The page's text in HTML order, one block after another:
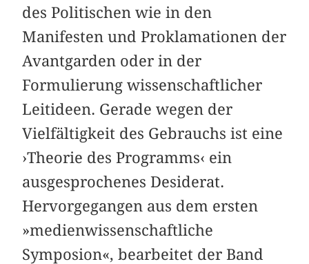
des Politischen wie in den
Manifesten und Proklamationen der
Avantgarden oder in der
Formulierung wissenschaftlicher
Leitideen. Gerade wegen der
Vielfältigkeit des Gebrauchs ist eine
›Theorie des Programms‹ ein
ausgesprochenes Desiderat.
Hervorgegangen aus dem ersten
»medienwissenschaftliche
Symposion«, bearbeitet der Band